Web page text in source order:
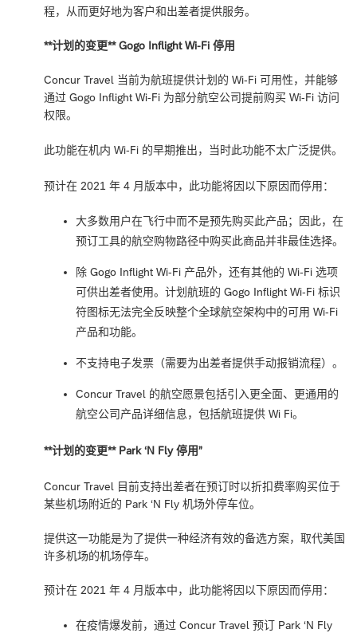
程，从而更好地为客户和出差者提供服务。
**计划的变更** Gogo Inflight Wi-Fi 停用
Concur Travel 当前为航班提供计划的 Wi-Fi 可用性，并能够
通过 Gogo Inflight Wi-Fi 为部分航空公司提前购买 Wi-Fi 访问
权限。
此功能在机内 Wi-Fi 的早期推出，当时此功能不太广泛提供。
预计在 2021 年 4 月版本中，此功能将因以下原因而停用：
大多数用户在飞行中而不是预先购买此产品；因此，在
预订工具的航空购物路径中购买此商品并非最佳选择。
除 Gogo Inflight Wi-Fi 产品外，还有其他的 Wi-Fi 选项
可供出差者使用。计划航班的 Gogo Inflight Wi-Fi 标识
符图标无法完全反映整个全球航空架构中的可用 Wi-Fi
产品和功能。
不支持电子发票（需要为出差者提供手动报销流程）。
Concur Travel 的航空愿景包括引入更全面、更通用的
航空公司产品详细信息，包括航班提供 Wi Fi。
**计划的变更** Park ‘N Fly 停用”
Concur Travel 目前支持出差者在预订时以折扣费率购买位于
某些机场附近的 Park ‘N Fly 机场外停车位。
提供这一功能是为了提供一种经济有效的备选方案，取代美国
许多机场的机场停车。
预计在 2021 年 4 月版本中，此功能将因以下原因而停用：
在疫情爆发前，通过 Concur Travel 预订 Park ‘N Fly